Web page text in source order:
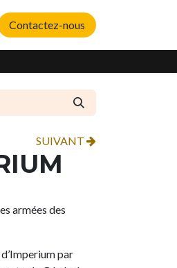
Contactez-nous
SUIVANT
armées des
par